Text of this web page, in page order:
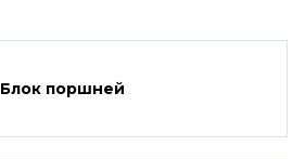
Блок поршней